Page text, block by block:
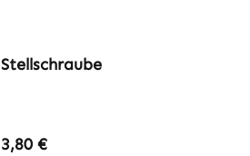
Stellschraube
Regulärer Preis:
3,80 €